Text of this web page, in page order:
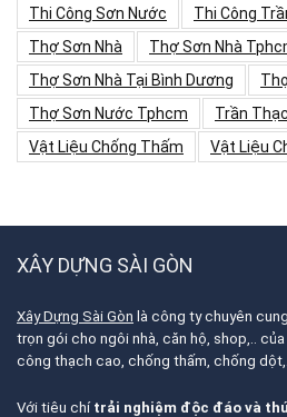
Thi Công Sơn Nước
Thi Công
Thợ Sơn Nhà
Thợ Sơn Nhà
Thợ Sơn Nhà Tại Bình Dương
Thợ Sơn Nước Tphcm
Trần
Vật Liệu Chống Thấm
Vật Liệu
XÂY DỰNG SÀI GÒN
Xây Dựng Sài Gòn là công ty chuyên
trọn gói cho ngôi nhà, căn hộ, shop,..
công thạch cao, chống thấm, chống
Với tiêu chí trải nghiệm độc đáo và